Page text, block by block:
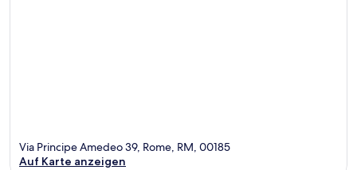
Via Principe Amedeo 39, Rome, RM, 00185
Auf Karte anzeigen